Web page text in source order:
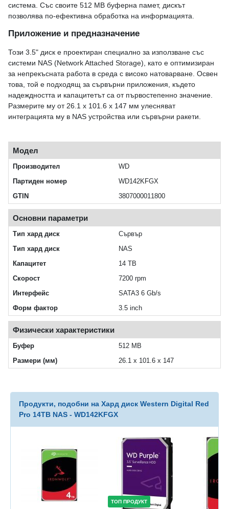
система. Със своите 512 MB буферна памет, дискът
позволява по-ефективна обработка на информацията.
Приложение и предназначение
Този 3.5" диск е проектиран специално за използване със
системи NAS (Network Attached Storage), като е оптимизиран
за непрекъсната работа в среда с високо натоварване. Освен
това, той е подходящ за сървърни приложения, където
надеждността и капацитетът са от първостепенно значение.
Размерите му от 26.1 x 101.6 x 147 мм улесняват
интеграцията му в NAS устройства или сървърни ракети.
Модел
Производител
WD
Партиден номер
WD142KFGX
GTIN
3807000011800
Основни параметри
Тип хард диск
Сървър
Тип хард диск
NAS
Капацитет
14 TB
Скорост
7200 rpm
Интерфейс
SATA3 6 Gb/s
Форм фактор
3.5 inch
Физически характеристики
Буфер
512 MB
Размери (мм)
26.1 x 101.6 x 147
Продукти, подобни на Хард диск Western Digital Red
Pro 14TB NAS - WD142KFGX
ТОП ПРОДУКТ